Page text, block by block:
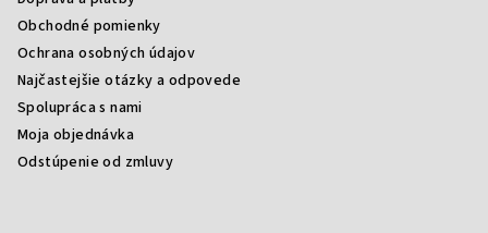
Obchodné pomienky
Ochrana osobných údajov
Najčastejšie otázky a odpovede
Spolupráca s nami
Moja objednávka
Odstúpenie od zmluvy